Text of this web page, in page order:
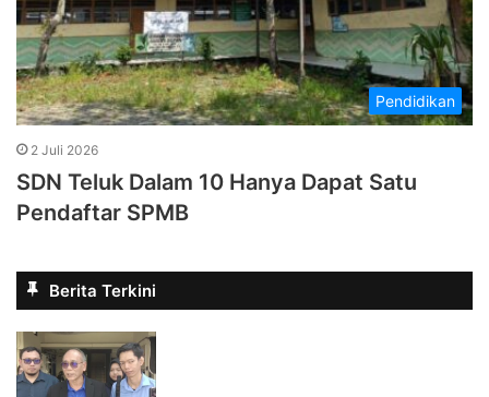
Pendidikan
2 Juli 2026
SDN Teluk Dalam 10 Hanya Dapat Satu
Pendaftar SPMB
Berita Terkini